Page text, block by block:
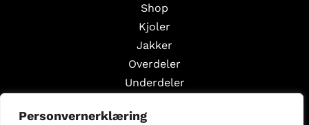
Personvernerklæring
Shop
Kjoler
Jakker
Overdeler
Underdeler
Styling Edits